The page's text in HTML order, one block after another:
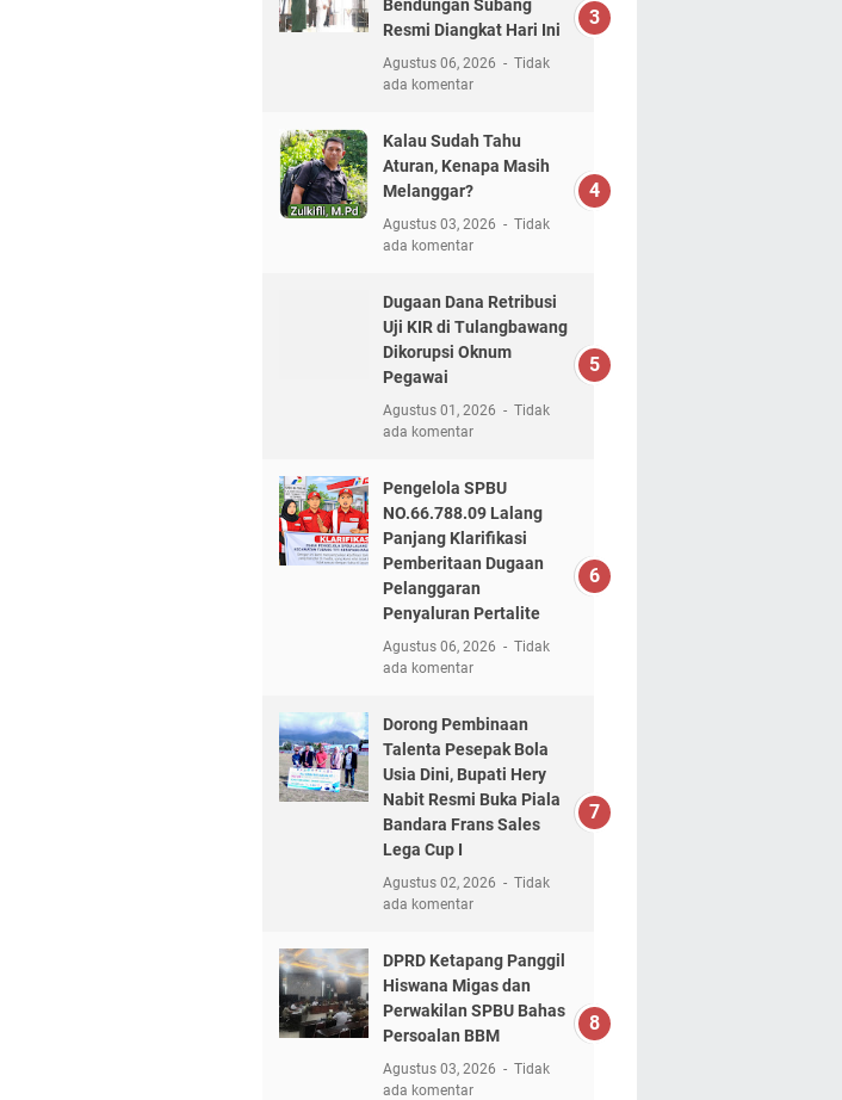
Bendungan Subang
Resmi Diangkat Hari Ini
Agustus 06, 2026
Tidak
ada komentar
Kalau Sudah Tahu
Aturan, Kenapa Masih
Melanggar?
Agustus 03, 2026
Tidak
ada komentar
Dugaan Dana Retribusi
Uji KIR di Tulangbawang
Dikorupsi Oknum
Pegawai
Agustus 01, 2026
Tidak
ada komentar
Pengelola SPBU
NO.66.788.09 Lalang
Panjang Klarifikasi
Pemberitaan Dugaan
Pelanggaran
Penyaluran Pertalite
Agustus 06, 2026
Tidak
ada komentar
Dorong Pembinaan
Talenta Pesepak Bola
Usia Dini, Bupati Hery
Nabit Resmi Buka Piala
Bandara Frans Sales
Lega Cup I
Agustus 02, 2026
Tidak
ada komentar
DPRD Ketapang Panggil
Hiswana Migas dan
Perwakilan SPBU Bahas
Persoalan BBM
Agustus 03, 2026
Tidak
ada komentar